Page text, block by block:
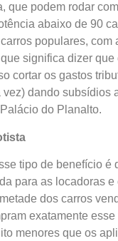
que podem rodar
abaixo de 90
populares, com
significa dizer
cortar os gastos
vez) dando subsídios
do Planalto.
tipo de benefício é
para as locadoras e
dos carros
exatamente
menores que os